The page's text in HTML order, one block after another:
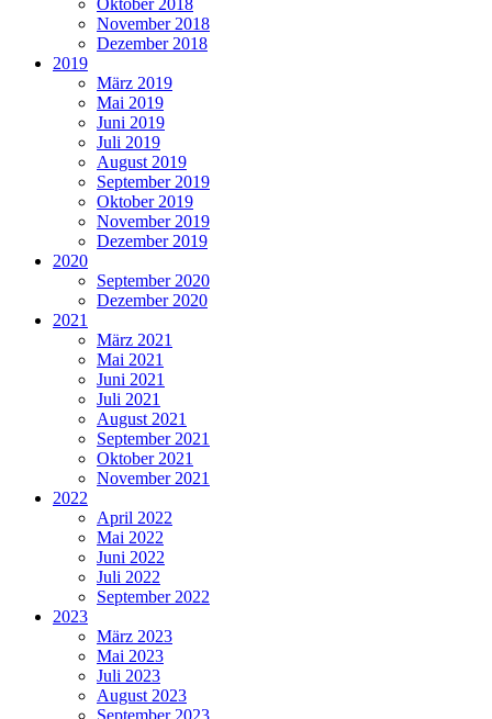
November 2018
Dezember 2018
2019
März 2019
Mai 2019
Juni 2019
Juli 2019
August 2019
September 2019
Oktober 2019
November 2019
Dezember 2019
2020
September 2020
Dezember 2020
2021
März 2021
Mai 2021
Juni 2021
Juli 2021
August 2021
September 2021
Oktober 2021
November 2021
2022
April 2022
Mai 2022
Juni 2022
Juli 2022
September 2022
2023
März 2023
Mai 2023
Juli 2023
August 2023
September 2023